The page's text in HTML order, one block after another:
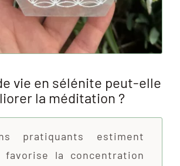
vie en sélénite peut-elle
la méditation ?
pratiquants estiment
favorise la concentration